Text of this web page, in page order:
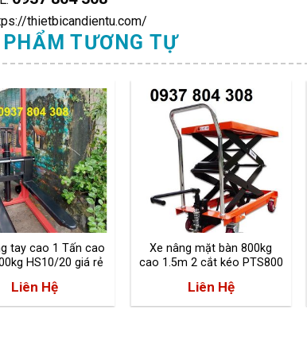
thietbicandientu.com/
TƯƠNG TỰ
tay cao 1 Tấn cao
HS10/20 giá rẻ
Liên Hệ
Xe nâng mặt bàn 800kg
cao 1.5m 2 cắt kéo PTS800
Liên Hệ